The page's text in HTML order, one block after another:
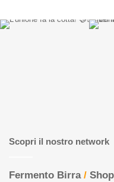
Scopri il nostro network
Fermento Birra/ Shop